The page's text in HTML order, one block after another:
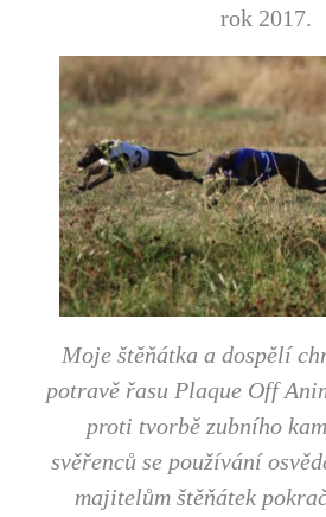
rok 2017.
Moje štěňátka a dospělí
potravě řasu Plaque Off
proti tvorbě zubního
svěřenců se používání
majitelům štěňátek